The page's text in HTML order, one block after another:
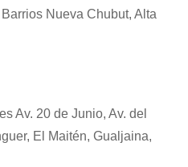
Nueva Chubut, Alta
Av. 20 de Junio, Av. del
El Maitén, Gualjaina,